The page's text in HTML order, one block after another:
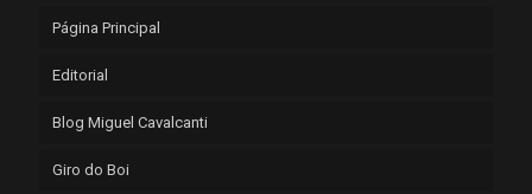
Página Principal
Editorial
Blog Miguel Cavalcanti
Giro do Boi